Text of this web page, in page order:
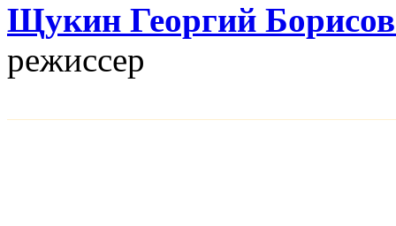
Щукин Георгий
режисcер